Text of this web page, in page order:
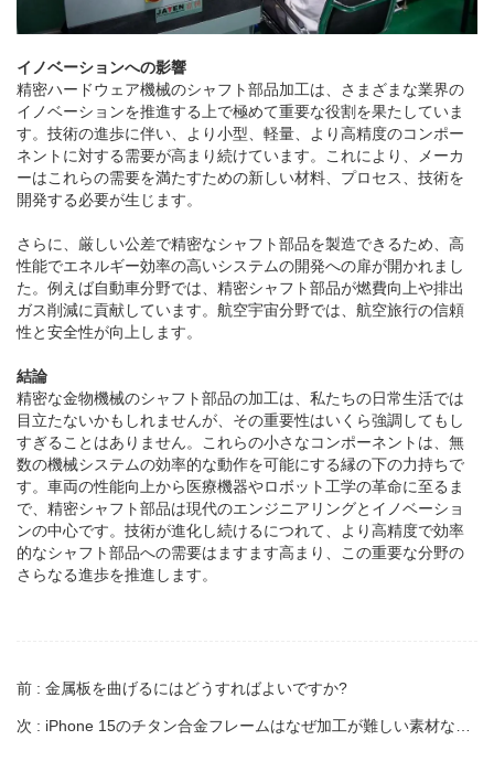
イノベーションへの影響
精密ハードウェア機械のシャフト部品加工は、さまざまな業界の
イノベーションを推進する上で極めて重要な役割を果たしていま
す。技術の進歩に伴い、より小型、軽量、より高精度のコンポー
ネントに対する需要が高まり続けています。これにより、メーカ
ーはこれらの需要を満たすための新しい材料、プロセス、技術を
開発する必要が生じます。
さらに、厳しい公差で精密なシャフト部品を製造できるため、高
性能でエネルギー効率の高いシステムの開発への扉が開かれまし
た。例えば自動車分野では、精密シャフト部品が燃費向上や排出
ガス削減に貢献しています。航空宇宙分野では、航空旅行の信頼
性と安全性が向上します。
結論
精密な金物機械のシャフト部品の加工は、私たちの日常生活では
目立たないかもしれませんが、その重要性はいくら強調してもし
すぎることはありません。これらの小さなコンポーネントは、無
数の機械システムの効率的な動作を可能にする縁の下の力持ちで
す。車両の性能向上から医療機器やロボット工学の革命に至るま
で、精密シャフト部品は現代のエンジニアリングとイノベーショ
ンの中心です。技術が進化し続けるにつれて、より高精度で効率
的なシャフト部品への需要はますます高まり、この重要な分野の
さらなる進歩を推進します。
前 : 金属板を曲げるにはどうすればよいですか?